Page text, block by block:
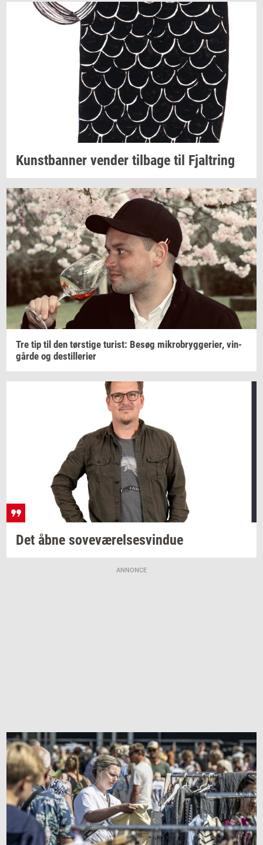
Kunst­ban­ner ven­der til­ba­ge til Fjal­tring
Tre tip til den tørsti­ge turist: Besøg mi­kro­bryg­ge­ri­er, vin­
går­de og destil­le­ri­er
Det åbne sove­væ­rel­ses­vin­due
ANNONCE